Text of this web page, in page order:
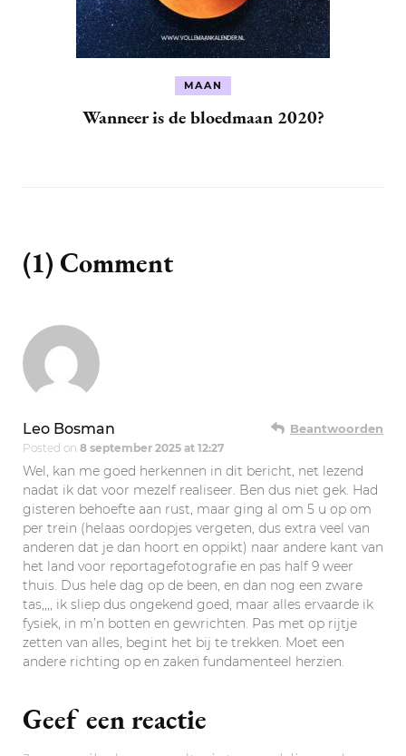
MAAN
Wanneer is de bloedmaan 2020?
(1) Comment
Leo Bosman
Posted on 8 september 2025 at 12:27
Beantwoorden
Wel, kan me goed herkennen in dit bericht, net lezend
nadat ik dat voor mezelf realiseer. Ben dus niet gek. Had
gisteren behoefte aan rust, maar ging al om 5 u op om
per trein (helaas oordopjes vergeten, dus extra veel van
anderen dat je dan hoort en oppikt) naar andere kant van
het land voor reportagefotografie en pas half 9 weer
thuis. Dus hele dag op de been, en dan nog een zware
tas,,,, ik sliep dus ongekend goed, maar alles ervaarde ik
fysiek, in m’n botten en gewrichten. Pas met op rijtje
zetten van alles, begint het bij te trekken. Moet een
andere richting op en zaken fundamenteel herzien.
Geef een reactie